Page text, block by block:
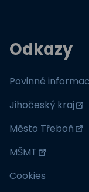
Odkazy
Povinné
Jihočeský kraj
Město Třeboň
MŠMT
Cookies